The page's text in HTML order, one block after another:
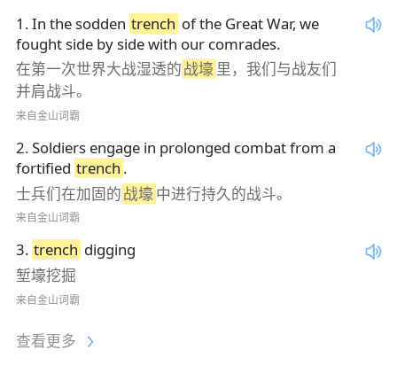
1 .In the sodden trench of the Great War, we
fought side by side with our comrades.
在第一次世界大战湿透的战壕 里，我们与战友们
并肩战斗。
来自金山词霸
2.Soldiers engage in prolonged combat from a
fortified trench .
士兵们在加固的战壕 中进行持久的战斗。
来自金山词霸
3. trench digging
堑壕挖掘
来自金山词霸
查看更多